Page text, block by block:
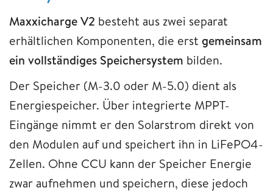
Maxxicharge V2 besteht aus zwei separat
erhältlichen Komponenten, die erst gemeinsam
ein vollständiges Speichersystem bilden.
Der Speicher (M-3.0 oder M-5.0) dient als
Energiespeicher. Über integrierte MPPT-
Eingänge nimmt er den Solarstrom direkt von
den Modulen auf und speichert ihn in LiFePO4-
Zellen. Ohne CCU kann der Speicher Energie
zwar aufnehmen und speichern, diese jedoch